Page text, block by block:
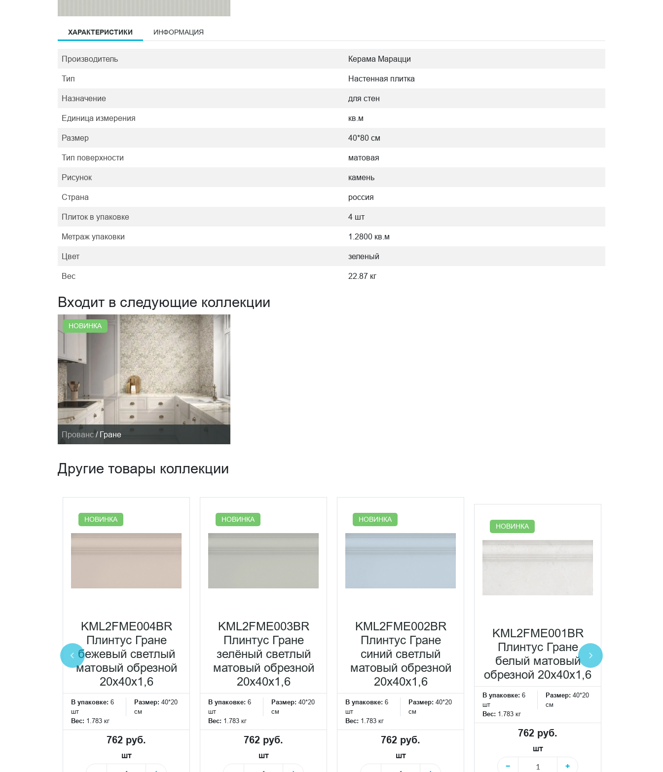
ХАРАКТЕРИСТИКИ ИНФОРМАЦИЯ
Производитель Керама Марацци
Тип Настенная плитка
Назначение для стен
Единица измерения кв.м
Размер 40*80 см
Тип поверхности матовая
Рисунок камень
Страна россия
Плиток в упаковке 4 шт
Метраж упаковки 1.2800 кв.м
Цвет зеленый
Вес 22.87 кг
Входит в следующие коллекции
НОВИНКА
Прованс / Гране
Другие товары коллекции
НОВИНКА
KML2FME004BR
Плинтус Гране
бежевый светлый
матовый обрезной
20x40x1,6
В упаковке: 6
шт
Размер: 40*20
см
Вес: 1.783 кг
762 руб.
шт
НОВИНКА
KML2FME003BR
Плинтус Гране
зелёный светлый
матовый обрезной
20x40x1,6
В упаковке: 6
шт
Размер: 40*20
см
Вес: 1.783 кг
762 руб.
шт
НОВИНКА
KML2FME002BR
Плинтус Гране
синий светлый
матовый обрезной
20x40x1,6
В упаковке: 6
шт
Размер: 40*20
см
Вес: 1.783 кг
762 руб.
шт
НОВИНКА
KML2FME001BR
Плинтус Гране
белый матовый
обрезной 20x40x1,6
В упаковке: 6
шт
Размер: 40*20
см
Вес: 1.783 кг
762 руб.
шт
−
+